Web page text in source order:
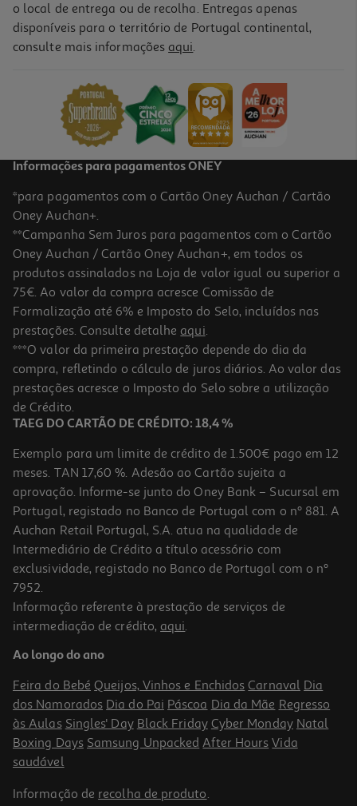
o local de entrega ou de recolha. Entregas apenas
disponíveis para o território de Portugal continental,
consulte mais informações aqui.
Informações para pagamentos ONEY
*para pagamentos com o Cartão Oney Auchan / Cartão
Oney Auchan+.
**Campanha Sem Juros para pagamentos com o Cartão
Oney Auchan / Cartão Oney Auchan+, em todos os
produtos assinalados na Loja de valor igual ou superior a
75€. Ao valor da compra acresce Comissão de
Formalização até 6% e Imposto do Selo, incluídos nas
prestações. Consulte detalhe aqui.
***O valor da primeira prestação depende do dia da
compra, refletindo o cálculo de juros diários. Ao valor das
prestações acresce o Imposto do Selo sobre a utilização
de Crédito.
TAEG DO CARTÃO DE CRÉDITO: 18,4 %
Exemplo para um limite de crédito de 1.500€ pago em 12
meses. TAN 17,60 %. Adesão ao Cartão sujeita a
aprovação. Informe-se junto do Oney Bank – Sucursal em
Portugal, registado no Banco de Portugal com o nº 881. A
Auchan Retail Portugal, S.A. atua na qualidade de
Intermediário de Crédito a título acessório com
exclusividade, registado no Banco de Portugal com o nº
7952.
Informação referente à prestação de serviços de
intermediação de crédito, aqui.
Ao longo do ano
Feira do Bebé Queijos, Vinhos e Enchidos Carnaval Dia
dos Namorados Dia do Pai Páscoa Dia da Mãe Regresso
às Aulas Singles' Day Black Friday Cyber Monday Natal
Boxing Days Samsung Unpacked After Hours Vida
saudável
Informação de recolha de produto.